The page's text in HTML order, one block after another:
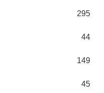
295
44
149
45